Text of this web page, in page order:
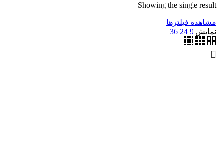
Showing the single result
مشاهده فیلترها
نمایش 9
24
36